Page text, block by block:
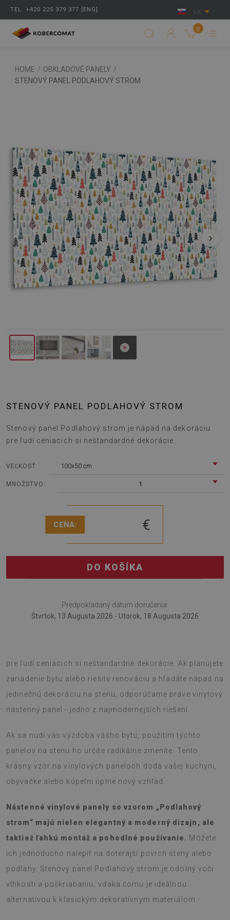
TEL: +420 225 379 377 [ENG] SK
0
HOME / OBKLADOVÉ PANELY /
STENOVÝ PANEL PODLAHOVÝ STROM
‹ ›
STENOVÝ PANEL PODLAHOVÝ STROM
Stenový panel Podlahový strom je nápad na dekoráciu
pre ľudí ceniacich si neštandardné dekorácie.
VEĽKOSŤ: 100x50 cm
MNOŽSTVO: 1
CENA: €
DO KOŠÍKA
Predpokladaný dátum doručenia:
Štvrtok, 13 Augusta 2026 - Utorok, 18 Augusta 2026
pre ľudí ceniacich si neštandardné dekorácie. Ak plánujete
zariadenie bytu alebo riešite renováciu a hľadáte nápad na
jedinečnú dekoráciu na stenu, odporúčame práve vinylový
nástenný panel - jedno z najmodernejších riešení.
Ak sa nudí vás výzdoba vášho bytu, použitím týchto
panelov na stenu ho určite radikálne zmeníte. Tento
krásny vzor na vinylových paneloch dodá vašej kuchyni,
obývačke alebo kúpeľni úplne nový vzhľad.
Nástenné vinylové panely so vzorom „Podlahový
strom“ majú nielen elegantný a moderný dizajn, ale
taktiež ľahkú montáž a pohodlné používanie. Môžete
ich jednoducho nalepiť na doterajší povrch steny alebo
podlahy. Stenový panel Podlahový strom je odolný voči
vlhkosti a poškriabaniu, vďaka čomu je ideálnou
alternatívou k klasickým dekoratívnym materiálom.